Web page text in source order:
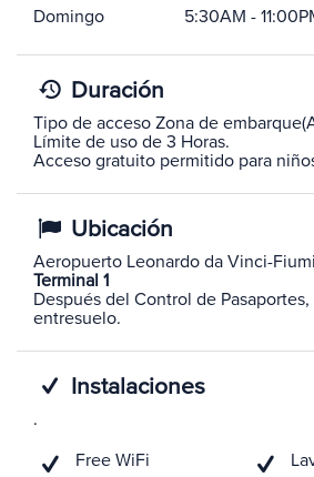
Domingo
5:30AM -
Duración
Tipo de acceso Zona de
Límite de uso de 3 Horas.
Acceso gratuito permitido para
Ubicación
Aeropuerto Leonardo da Vinci-
Terminal 1
Después del Control de
entresuelo.
Instalaciones
.
Free WiFi